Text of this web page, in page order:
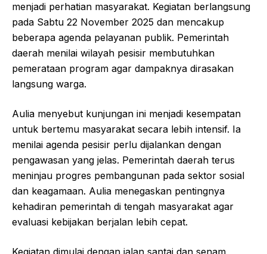
menjadi perhatian masyarakat. Kegiatan berlangsung
pada Sabtu 22 November 2025 dan mencakup
beberapa agenda pelayanan publik. Pemerintah
daerah menilai wilayah pesisir membutuhkan
pemerataan program agar dampaknya dirasakan
langsung warga.
Aulia menyebut kunjungan ini menjadi kesempatan
untuk bertemu masyarakat secara lebih intensif. Ia
menilai agenda pesisir perlu dijalankan dengan
pengawasan yang jelas. Pemerintah daerah terus
meninjau progres pembangunan pada sektor sosial
dan keagamaan. Aulia menegaskan pentingnya
kehadiran pemerintah di tengah masyarakat agar
evaluasi kebijakan berjalan lebih cepat.
Kegiatan dimulai dengan jalan santai dan senam